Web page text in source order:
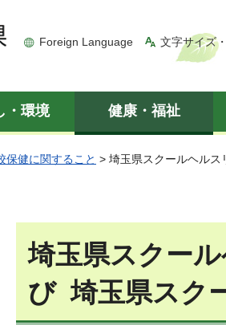
Foreign Language 文字サイズ
・環境 健康・福祉
保健に関すること > 埼玉県スクールヘル
埼玉県ス
び 埼玉県スク